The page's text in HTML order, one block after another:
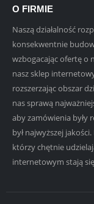
O FIRMIE
Naszą działalność
konsekwentnie
wzbogacając ofertę o
nasz sklep
rozszerzając obszar
nas sprawą
aby zamówienia były
był najwyższej
którzy chętnie
internetowym stają